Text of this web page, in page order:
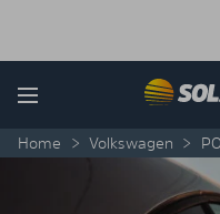
Menu
Home > Volkswagen >